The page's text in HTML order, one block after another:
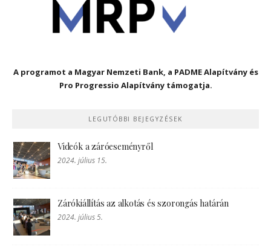
A programot a Magyar Nemzeti Bank, a PADME Alapítvány és
Pro Progressio Alapítvány támogatja.
LEGUTÓBBI BEJEGYZÉSEK
Videók a záróeseményről
2024. július 15.
Zárókiállítás az alkotás és szorongás határán
2024. július 5.